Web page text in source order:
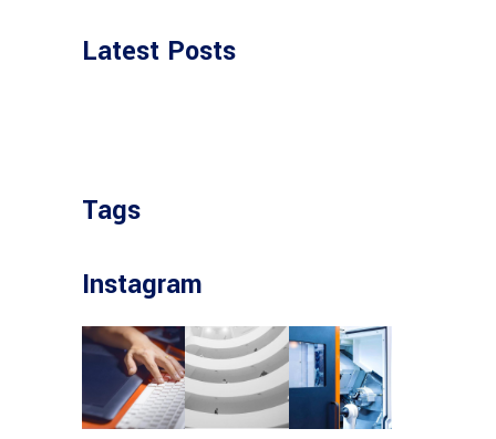
Latest Posts
Tags
Instagram